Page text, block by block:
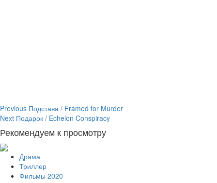
Continue
Reading
Previous Подстава / Framed for Murder
Next Подарок / Echelon Conspiracy
Рекомендуем к просмотру
Драма
Триллер
Фильмы 2020